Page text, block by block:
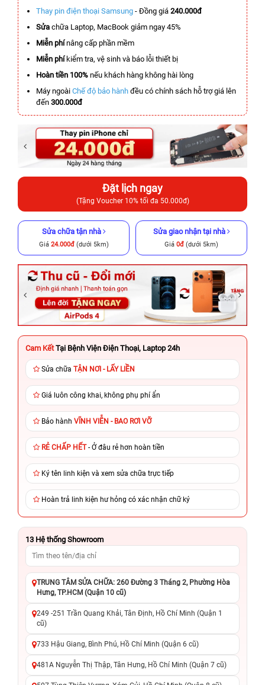
Thay pin điện thoại Samsung - Đồng giá 240.000đ
Sửa chữa Laptop, MacBook giảm ngay 45%
Miễn phínâng cấp phần mềm
Miễn phíkiểm tra, vệ sinh và báo lỗi thiết bị
Hoàn tiền 100% nếu khách hàng không hài lòng
Máy ngoài Chế độ bảo hành đều có chính sách hỗ trợ giá lên
đến 300.000đ
Đặt lịch ngay
(Tặng Voucher 10% tối đa 50.000đ)
Sửa chữa tận nhà
Giá 24.000đ(dưới 5km)
Sửa giao nhận tại nhà
Giá 0đ (dưới 5km)
Cam Kết Tại Bệnh Viện Điện Thoại, Laptop 24h
Sửa chữa TẬN NƠI - LẤY LIỀN
Giá luôn công khai, không phụ phí ẩn
Bảo hành VĨNH VIỄN - BAO RƠI VỠ
RẺ CHẤP HẾT- Ở đâu rẻ hơn hoàn tiền
Ký tên linh kiện và xem sửa chữa trực tiếp
Hoàn trả linh kiện hư hỏng có xác nhận chữ ký
13 Hệ thống Showroom
TRUNG TÂM SỬA CHỮA: 260 Đường 3 Tháng 2, Phường Hòa
Hưng, TP.HCM (Quận 10 cũ)
249 -251 Trần Quang Khải, Tân Định, Hồ Chí Minh (Quận 1
cũ)
733 Hậu Giang, Bình Phú, Hồ Chí Minh (Quận 6 cũ)
481A Nguyễn Thị Thập, Tân Hưng, Hồ Chí Minh (Quận 7 cũ)